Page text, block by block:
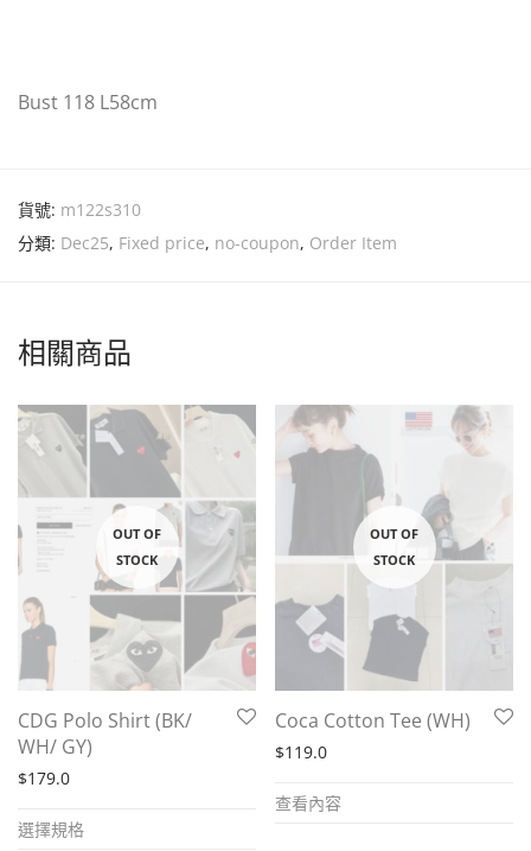
Bust 118 L58cm
貨號: m122s310
分類: Dec25, Fixed price, no-coupon, Order Item
相關商品
CDG Polo Shirt (BK/
WH/ GY)
$179.0
選擇規格
product
Coca Cotton Tee (WH)
$119.0
查看內容